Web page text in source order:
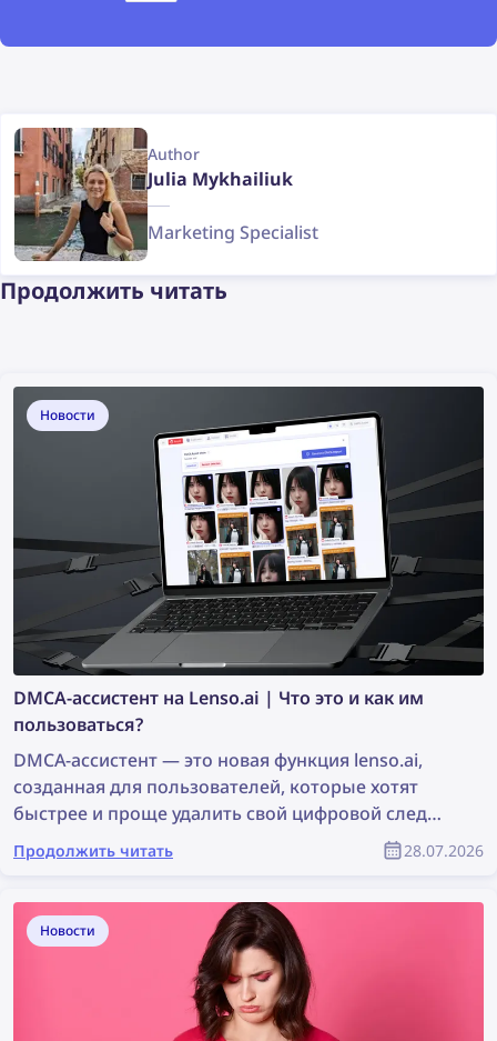
Author
Julia Mykhailiuk
Marketing Specialist
Продолжить читать
Новости
DMCA-ассистент на Lenso.ai | Что это и как им
пользоваться?
DMCA-ассистент — это новая функция lenso.ai,
созданная для пользователей, которые хотят
быстрее и проще удалить свой цифровой след
или фотографии, защищённые авторским
правом. Инструмент создаёт готовые к
использовать для отправки запросов на удаление
контента по DMCA сайтам, где были найдены
изображения. Продолжайте читать, чтобы узнать,
как удалить свои изображения с любого сайта с
помощью DMCA-ассистента lenso.ai.
Продолжить читать 28.07.2026
Новости